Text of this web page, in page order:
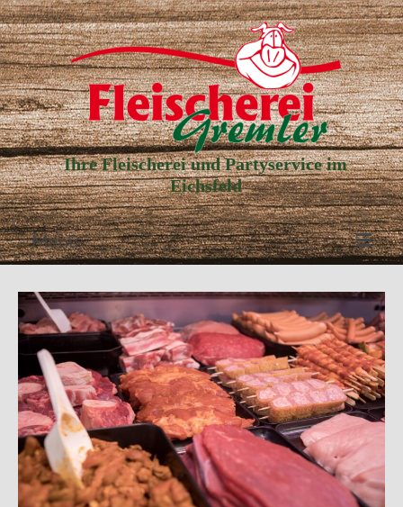
Ihre Fleischerei und Partyservice im
Eichsfeld
Menü
Aktuelle Angebote
Unser Partyservice
Unser Laden
Unsere Geschichte
Kontakt